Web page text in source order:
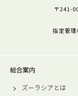
〒241-
指定管理
総合案内
ズーラシアとは